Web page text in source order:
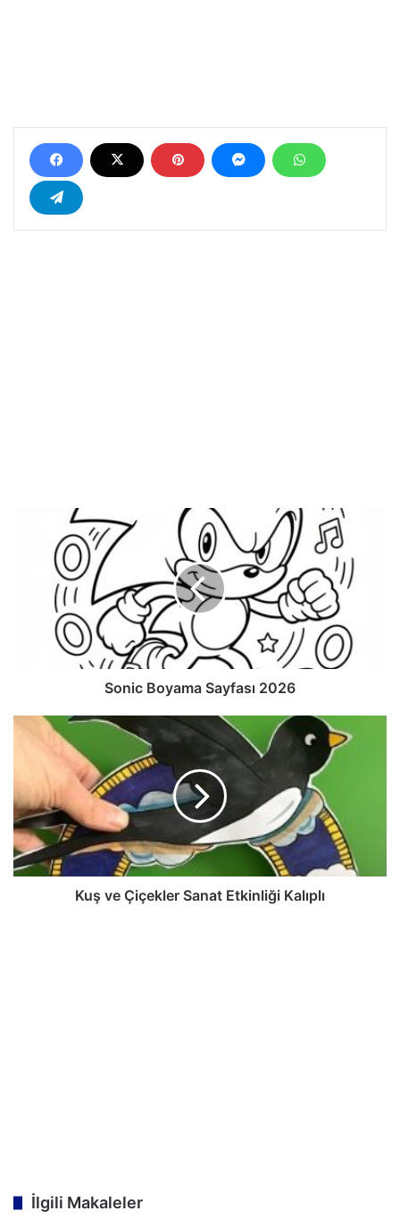
Sonic Boyama Sayfası 2026
Kuş ve Çiçekler Sanat Etkinliği Kalıplı
İlgili Makaleler